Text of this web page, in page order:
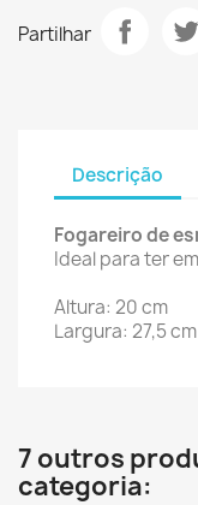
Partilhar
Descrição
Fogareiro de
Ideal para ter
Altura: 20 cm
Largura: 27,5 cm
7 outros
categoria: